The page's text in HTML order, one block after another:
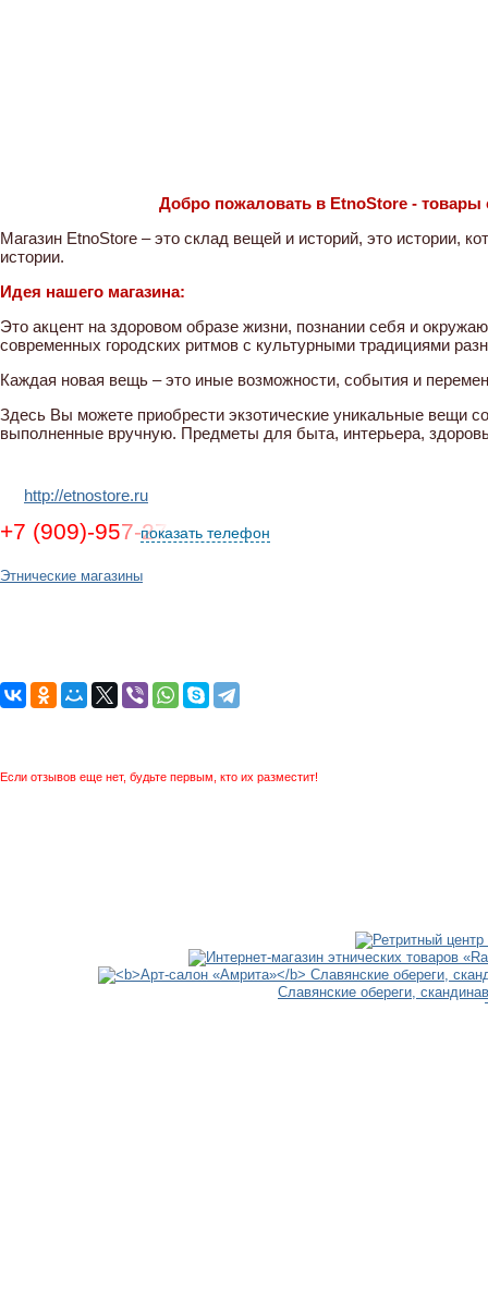
Добро пожаловать в EtnoStore - товары
Магазин EtnoStore – это склад вещей и историй, это истории,
истории.
Идея нашего магазина:
Это акцент на здоровом образе жизни, познании себя и
современных городских ритмов с культурными традициями
Каждая новая вещь – это иные возможности, события и
Здесь Вы можете приобрести экзотические уникальные вещи
выполненные вручную. Предметы для быта, интерьера,
http://etnostore.ru
+7 (909)-957-27-00показать телефон
Этнические магазины
Если отзывов еще нет, будьте первым, кто их разместит!
Славянские обереги,